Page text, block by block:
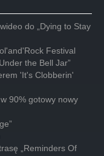
do „Dying to Stay
Festival
the Bell Jar”
'It's Clobberin'
90% gotowy nowy
„Reminders Of